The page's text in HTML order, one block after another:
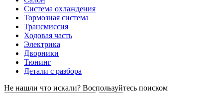
Система охлаждения
Тормозная система
Трансмиссия
Ходовая часть
Электрика
Дворники
Тюнинг
Детали с разбора
Не нашли что искали? Воспользуйтесь поиском